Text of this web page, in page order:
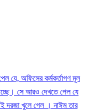
যে, অফিসের কর্মকর্তাগণ মূল
সে আরও দেখতে পেল যে
দরজা খুলে গেল । নাঈম তার